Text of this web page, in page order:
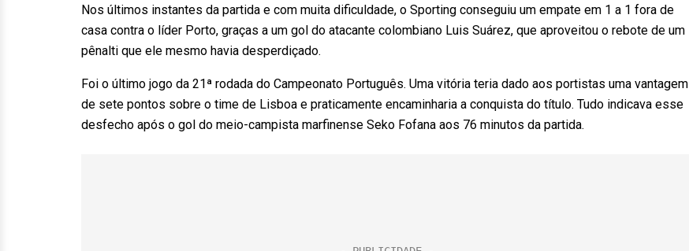
Nos últimos instantes da partida e com muita dificuldade, o Sporting conseguiu um empate em 1 a 1 fora de
casa contra o líder Porto, graças a um gol do atacante colombiano Luis Suárez, que aproveitou o rebote de um
pênalti que ele mesmo havia desperdiçado.
Foi o último jogo da 21ª rodada do Campeonato Português. Uma vitória teria dado aos portistas uma vantagem
de sete pontos sobre o time de Lisboa e praticamente encaminharia a conquista do título. Tudo indicava esse
desfecho após o gol do meio-campista marfinense Seko Fofana aos 76 minutos da partida.